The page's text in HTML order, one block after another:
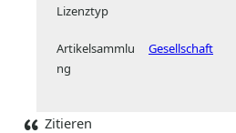
Lizenztyp
Artikelsammlu
ng
Gesellschaft
Zitieren